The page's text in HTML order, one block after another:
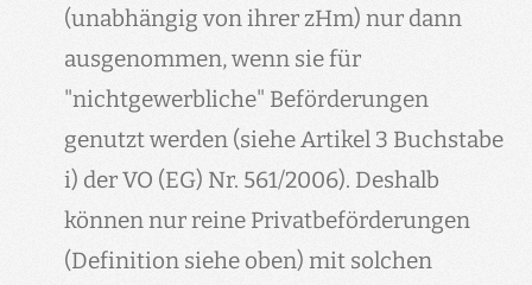
(unabhängig von ihrer zHm) nur dann
ausgenommen, wenn sie für
"nichtgewerbliche" Beförderungen
genutzt werden (siehe Artikel 3 Buchstabe
i) der VO (EG) Nr. 561/2006). Deshalb
können nur reine Privatbeförderungen
(Definition siehe oben) mit solchen